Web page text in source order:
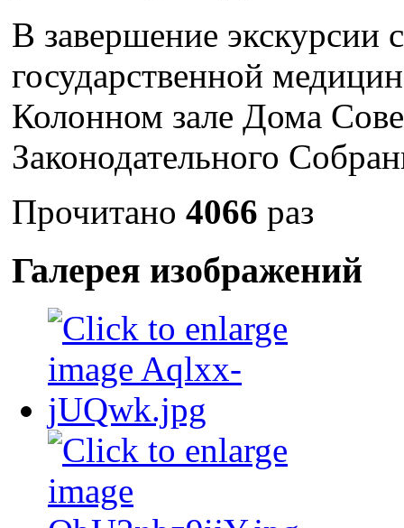
В завершение экскурсии
государственной
Колонном зале Дома
Законодательного
Прочитано 4066 раз
Галерея изображений